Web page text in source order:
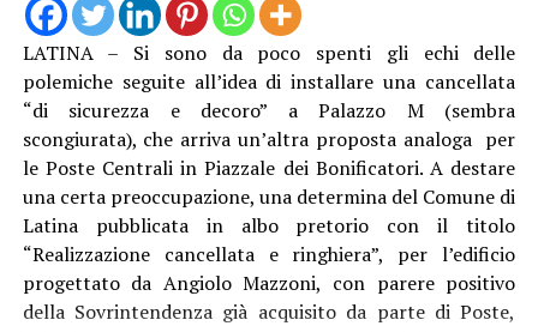
bilancio dell’ente per un importo complessivo di
220mila euro. Le manutenzioni hanno riguardato anche
le scuole Corradini, Borgo Carso, Borgo Podgora, Borgo
Montello e Latina Scalo.
Alla scuola Corradini gli interventi hanno interessato
principalmente l’illuminazione dell’area sportiva, con
nuove lampade a Led, oltre alle uscite di emergenza, agli
spogliatoi e ai servizi igienici. A Borgo Carso sono state
effettuate opere sulle gronde della copertura per
prevenire infiltrazioni e sono state ripristinate alcune
LATINA – Si sono da poco spenti gli echi delle
polemiche seguite all’idea di installare una cancellata
“di sicurezza e decoro” a Palazzo M (sembra
scongiurata), che arriva un’altra proposta analoga per
le Poste Centrali in Piazzale dei Bonificatori. A destare
una certa preoccupazione, una determina del Comune di
Latina pubblicata in albo pretorio con il titolo
“Realizzazione cancellata e ringhiera”, per l’edificio
progettato da Angiolo Mazzoni, con parere positivo
della Sovrintendenza già acquisito da parte di Poste,